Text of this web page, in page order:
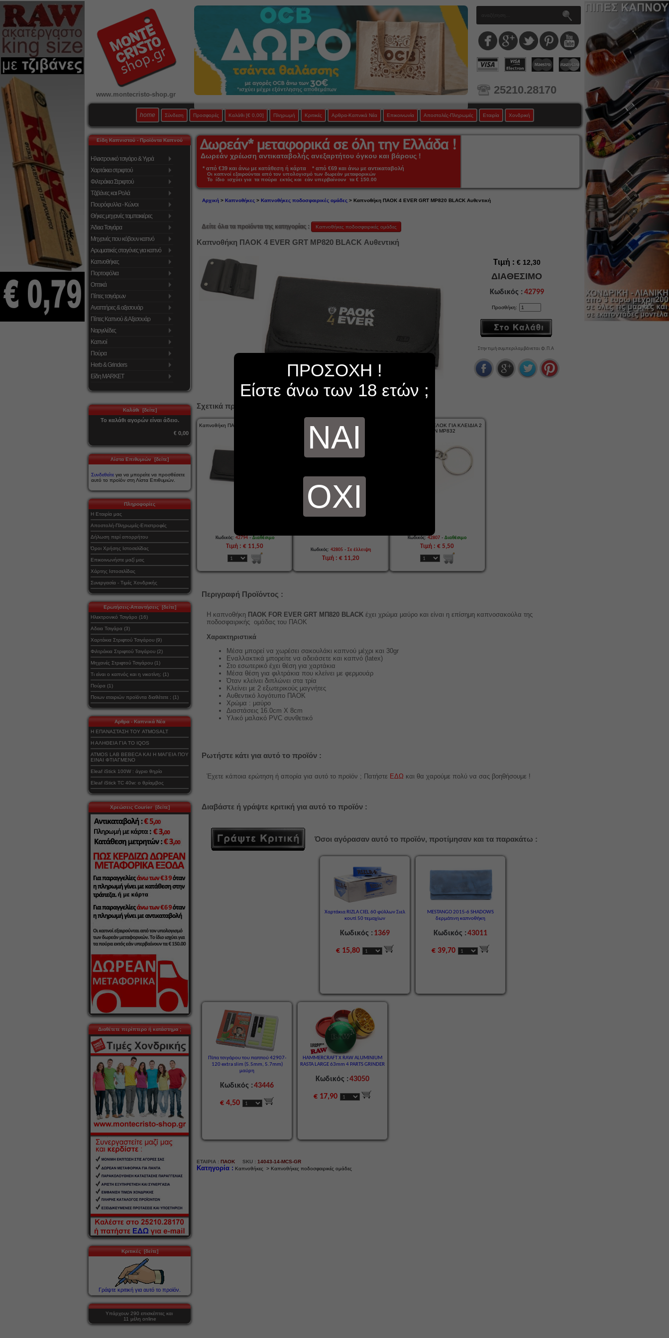
www.montecristo-shop.gr 25210.28170
home Σύνδεση Προσφορές Καλάθι [€ 0,00] Πληρωμή Κριτικές Αρθρα-Καπνικά Νέα Επικοινωνία Αποστολές-Πληρωμές Εταιρία Χονδρική
Είδη Καπνιστού - Προϊόντα Καπνού
Ηλεκτρονικό τσιγάρο & Υγρά
Χαρτάκια στριφτού
Φιλτράκια Στριφτού
Τζιβάνες και Ρολά
Πουρόφυλλα - Κώνοι
Θήκες μηχανές ταμπακιέρες
Άδεια Τσιγάρα
Μηχανές που κόβουν καπνό
Αρωματικές σταγόνες για καπνό
Καπνοθήκες
Πορτοφόλια
Οπτικά
Πίπες τσιγάρων
Αναπτήρες & αξεσουάρ
Πίπες Καπνού & Αξεσουάρ
Ναργιλέδες
Καπνοί
Πούρα
Herb & Grinders
Είδη MARKET
Καλάθι [δείτε]
Το καλάθι αγορών είναι άδειο.
€ 0,00
Λίστα Επιθυμιών [δείτε]
Συνδεθείτε για να μπορείτε να προσθέσετε
αυτό το προϊόν στη Λίστα Επιθυμιών.
Πληροφορίες
Η Εταιρία μας
Αποστολή-Πληρωμές-Επιστροφές
Δήλωση περί απορρήτου
Όροι Χρήσης Ιστοσελίδας
Επικοινωνήστε μαζί μας
Χάρτης Ιστοσελίδας
Συνεργασία - Τιμές Χονδρικής
Ερωτήσεις-Απαντήσεις [δείτε]
Ηλεκτρονικό Τσιγάρο (16)
Αδεια Τσιγάρα (3)
Χαρτάκια Στριφτού Τσιγάρου (9)
Φιλτράκια Στριφτού Τσιγάρου (2)
Μηχανές Στριφτού Τσιγάρου (1)
Τι είναι ο καπνός και η νικοτίνη; (1)
Πούρα (1)
Ποιων εταιριών προϊόντα διαθέτετε ; (1)
Αρθρα - Καπνικά Νέα
Η ΕΠΑΝΑΣΤΑΣΗ ΤΟΥ ATMOSALT
Η ΑΛΗΘΕΙΑ ΓΙΑ ΤΟ IQOS
ATMOS LAB BEBECA ΚΑΙ Η ΜΑΓΕΙΑ ΠΟΥ
ΕΙΝΑΙ ΦΤΙΑΓΜΕΝΟ
Eleaf iStick 100W : άγριο θηρίο
Eleaf iStick TC 40w: ο θρίαμβος
Χρεώσεις Courier [δείτε]
Διαθέτετε περίπτερο ή κατάστημα ;
Κριτικές [δείτε]
Γράψτε κριτική για αυτό το προϊόν.
Υπάρχουν 290 επισκέπτες και
11 μέλη online
Δωρεάν χρέωση αντικαταβολής ανεξαρτήτου όγκου και βάρους !
* από €39 και άνω με κατάθεση ή κάρτα * από €69 και άνω με αντικαταβολή
Οι καπνοί εξαιρούνται από τον υπολογισμό των δωρεάν μεταφορικών
Το ίδιο ισχύει για τα πούρα εκτός και εάν υπερβαίνουν τα € 150.00
Αρχική> Καπνοθήκες> Καπνοθήκες ποδοσφαιρικές ομάδες> Καπνοθήκη ΠΑΟΚ 4 EVER GRT MP820 BLACK Αυθεντική
Δείτε όλα τα προϊόντα της κατηγορίας : Καπνοθήκες ποδοσφαιρικές ομάδες
Καπνοθήκη ΠΑΟΚ 4 EVER GRT MP820 BLACK Αυθεντική
Τιμή : € 12,30
ΔΙΑΘΕΣΙΜΟ
Κωδικός : 42799
Προσθήκη:
Στην τιμή συμπεριλαμβάνεται Φ.Π.Α
Σχετικά προϊόντα...
Καπνοθήκη ΠΑΟΚ GRT MP821 BLACK
Κωδικός: 42794-Διαθέσιμο
Τιμή : € 11,50
Καπνοθήκη ΠΑΟΚ GRT MP822 lazer
BLACK Αυθεντική
Κωδικός: 42805 -Σε έλλειψη
Τιμή : € 11,20
ΠΑΟΚ 1926 ΜΠΡΕΛΟΚ ΓΙΑ ΚΛΕΙΔΙΑ 2
ΟΨΕΩΝ MP832
Κωδικός: 42807 -Διαθέσιμο
Τιμή : € 5,50
Περιγραφή Προϊόντος :
H καπνοθήκη ΠΑΟΚ FOR EVER GRT ΜΠ820 BLACK έχει χρώμα μαύρο και είναι η επίσημη καπνοσακούλα της
ποδοσφαιρικής ομάδας του ΠΑΟΚ
Χαρακτηριστικά
Μέσα μπορεί να χωρέσει σακουλάκι καπνού μέχρι και 30gr
Εναλλακτικά μπορείτε να αδειάσετε και καπνό (latex)
Στο εσωτερικό έχει θέση για χαρτάκια
Μέσα θέση για φιλτράκια που κλείνει με φερμουάρ
Όταν κλείνει διπλώνει στα τρία
Κλείνει με 2 εξωτερικούς μαγνήτες
Αυθεντικό λογότυπο ΠΑΟΚ
Χρώμα : μαύρο
Διαστάσεις 16.0cm X 8cm
Υλικό μαλακό PVC συνθετικό
Ρωτήστε κάτι για αυτό το προϊόν :
Έχετε κάποια ερώτηση ή απορία για αυτό το προϊόν ; Πατήστε ΕΔΩ και θα χαρούμε πολύ να σας βοηθήσουμε !
Διαβάστε ή γράψτε κριτική για αυτό το προϊόν :
Όσοι αγόρασαν αυτό το προϊόν, προτίμησαν και τα παρακάτω :
Χαρτάκια RIZLA CIEL 60 φύλλων Σιελ
κουτί 50 τεμαχίων
Κωδικός : 1369
€ 15,80
MESTANGO 2015-6 SHADOWS
δερμάτινη καπνοθήκη
Κωδικός : 43011
€ 39,70
Πίπα τσιγάρου του παππού 42907-
120 extra slim (5.5mm, 5.7mm)
μαύρη
Κωδικός :43446
€ 4,50
HAMMERCRAFT X RAW ALUMINIUM
RASTA LARGE 63mm 4 PARTS GRINDER
Κωδικός : 43050
€ 17,90
ΕΤΑΙΡΙΑ : ΠΑΟΚ SKU : 14043-14-MCS-GR
Κατηγορία : Καπνοθήκες > Καπνοθήκες ποδοσφαιρικές ομάδες
ΠΡΟΣΟΧΗ !
Είστε άνω των 18 ετών ;
ΝΑΙ
ΟΧΙ